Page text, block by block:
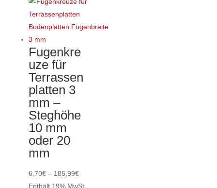
Fugenkre
uze für
Terrassen
platten 3
mm –
Steghöhe
10 mm
oder 20
mm
6,70€ – 185,99€Preisspanne:
6,70€
Enthält 19% MwSt.